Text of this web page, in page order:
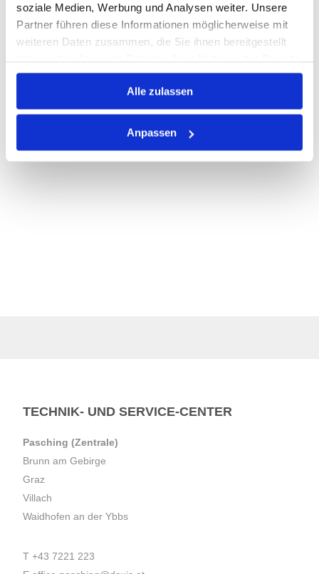
soziale Medien, Werbung und Analysen weiter. Unsere
Partner führen diese Informationen möglicherweise mit
weiteren Daten zusammen, die Sie ihnen bereitgestellt
gesammelt haben.
Alle zulassen
Anpassen
TECHNIK- UND SERVICE-CENTER
Pasching (Zentrale)
Brunn am Gebirge
Graz
Villach
Waidhofen an der Ybbs
T +43 7221 223